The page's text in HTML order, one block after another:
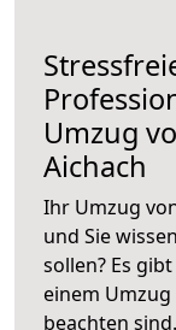
Umzug
Aichach
Ihr Umzug
und Sie
sollen? Es
einem
beachten sind.